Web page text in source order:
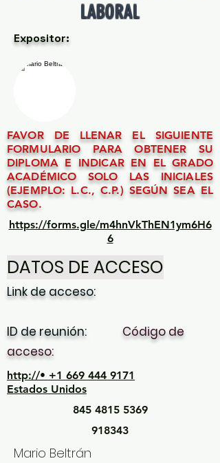
LABORAL
Expositor:
FAVOR DE LLENAR EL SIGUIENTE
FORMULARIO PARA OBTENER SU
DIPLOMA E INDICAR EN EL GRADO
ACADÉMICO SOLO LAS INICIALES
(EJEMPLO: L.C., C.P.) SEGÚN SEA EL
CASO.
https://forms.gle/m4hnVkThEN1ym6H6
6
DATOS DE ACCESO
Link de acceso:
ID de reunión: Código de
acceso:
http://• +1 669 444 9171
Estados Unidos
845 4815 5369
918343
Mario Beltrán